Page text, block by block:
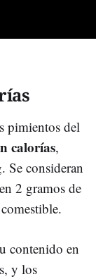
pimientos del
calorías,
Se consideran
2 gramos de
contenido en
y los